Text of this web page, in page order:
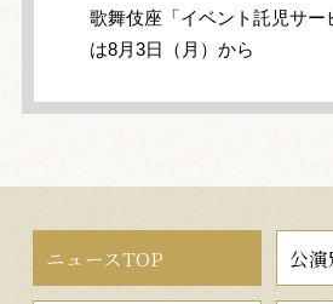
歌舞伎座「イベント託児サー
は8月3日（月）から
ニュースTOP 公